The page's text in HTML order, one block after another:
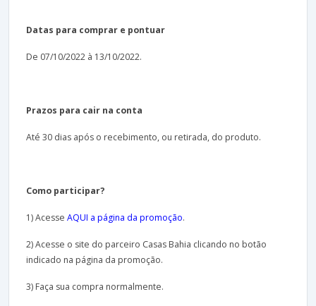
Datas para comprar e pontuar
De 07/10/2022 à 13/10/2022.
Prazos para cair na conta
Até 30 dias após o recebimento, ou retirada, do produto.
Como participar?
1) Acesse AQUI a página da promoção.
2) Acesse o site do parceiro Casas Bahia clicando no botão
indicado na página da promoção.
3) Faça sua compra normalmente.